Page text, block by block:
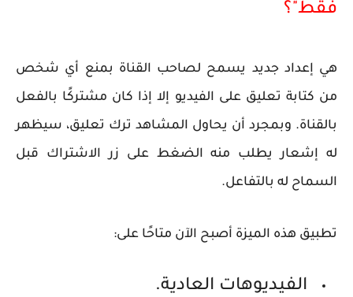
فقط"؟
هي إعداد جديد يسمح لصاحب القناة بمنع أي شخص
من كتابة تعليق على الفيديو إلا إذا كان مشتركًا بالفعل
بالقناة. وبمجرد أن يحاول المشاهد ترك تعليق، سيظهر
له إشعار يطلب منه الضغط على زر الاشتراك قبل
السماح له بالتفاعل.
تطبيق هذه الميزة أصبح الآن متاحًا على:
الفيديوهات العادية.